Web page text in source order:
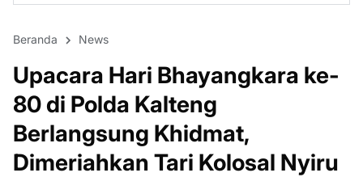
Beranda News
Upacara Hari Bhayangkara ke-
80 di Polda Kalteng
Berlangsung Khidmat,
Dimeriahkan Tari Kolosal Nyiru